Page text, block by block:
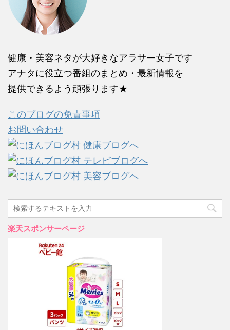
健康・美容ネタが大好きなアラサー女子です
アナタに役立つ番組のまとめ・最新情報を
提供できるよう頑張ります★
このブログの免責事項
お問い合わせ
楽天スポンサーページ